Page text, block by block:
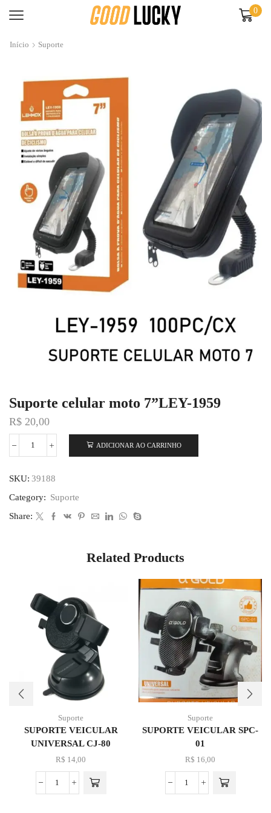
0
Início Suporte
Suporte celular moto 7”LEY-1959
R$ 20,00
ADICIONAR AO CARRINHO
SKU: 39188
Category: Suporte
Share:
Related Products
Suporte
SUPORTE VEICULAR
UNIVERSAL CJ-80
R$ 14,00
Suporte
SUPORTE VEICULAR SPC-
01
R$ 16,00